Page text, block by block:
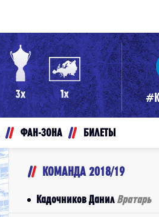
ФАН-ЗОНА БИЛЕТЫ
КОМАНДА 2018/19
Кадочников Данил Вратарь